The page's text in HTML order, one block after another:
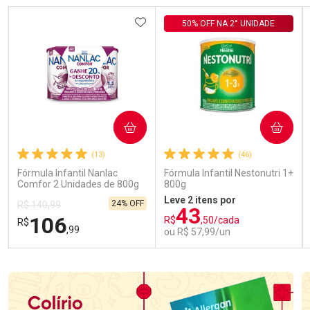
(13)
Fórmula Infantil Nanlac
Comfor 2 Unidades de 800g
R$ 140,99
R$106,99
24% OFF
ADICIONAR AOS FAVORITOS
COMPRAR
(46)
Fórmula Infantil Nestonutri 1+
800g
50% OFF NA 2° UNIDADE
Leve 2 itens por
R$43,50/cada
ou R$ 57,99/un
COMPRAR
Laboratório
Por Menos